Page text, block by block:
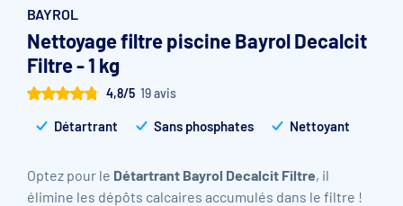
BAYROL
Nettoyage filtre piscine Bayrol Decalcit
Filtre - 1 kg
4,8/5 19 avis
Détartrant Sans phosphates Nettoyant
Optez pour le Détartrant Bayrol Decalcit Filtre, il
élimine les dépôts calcaires accumulés dans le filtre !